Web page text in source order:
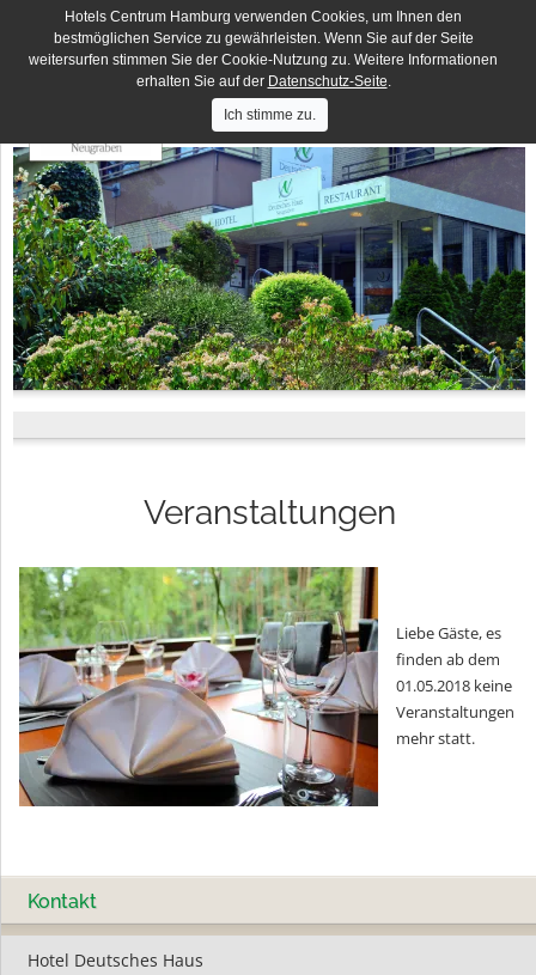
Hotels
Deutsches Haus
Hotel Lumen
Hotel Residence
Hotel Terminus
Elbbrücken Hotel
Hotel an der Bille
Hotel Seegarten
DE
Veranstaltungen
Liebe Gäste, es
finden ab dem
01.05.2018 keine
Veranstaltungen
mehr statt.
Kontakt
Hotel Deutsches Haus
Hotels Centrum Hamburg verwenden Cookies, um Ihnen den
bestmöglichen Service zu gewährleisten. Wenn Sie auf der Seite
weitersurfen stimmen Sie der Cookie-Nutzung zu. Weitere Informationen
erhalten Sie auf der Datenschutz-Seite.
Ich stimme zu.